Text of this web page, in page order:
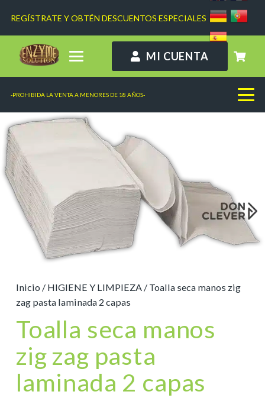
REGÍSTRATE Y OBTÉN DESCUENTOS ESPECIALES
MI CUENTA
-PROHIBIDA LA VENTA A MENORES DE 18 AÑOS-
Inicio / HIGIENE Y LIMPIEZA / Toalla seca manos zig
zag pasta laminada 2 capas
Toalla seca manos
zig zag pasta
laminada 2 capas